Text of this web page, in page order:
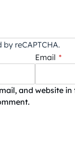
reCAPTCHA.
Email *
and website